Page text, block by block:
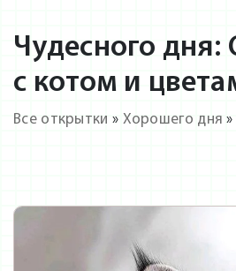
Чудесного дня:
с котом и
Все открытки » Хорошего дня »